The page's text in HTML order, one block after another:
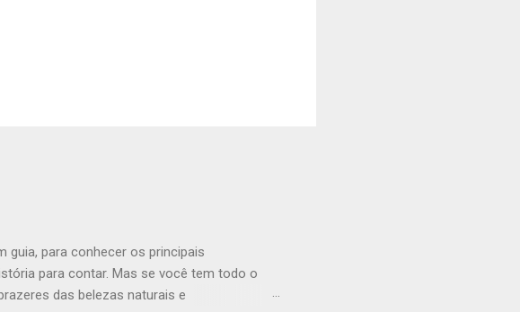
guia, para conhecer os principais
para contar. Mas se você tem todo o
das belezas naturais e